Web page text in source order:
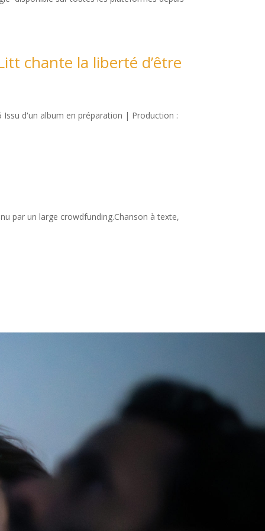
chante la liberté d’être
Issu d'un album en préparation | Production :
par un large crowdfunding.Chanson à texte,